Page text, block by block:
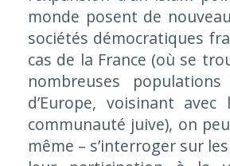
monde posent de
sociétés démocratiques
cas de la France (où se
nombreuses populations
d’Europe, voisinant
communauté juive), on
même – s’interroger sur